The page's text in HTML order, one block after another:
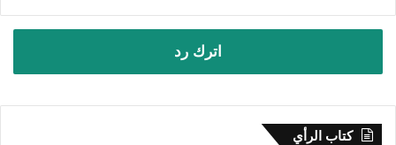
اترك رد
كتاب الرأي